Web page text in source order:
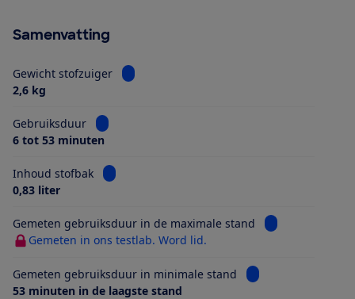
Samenvatting
Gewicht stofzuiger
Bekijk informatie voor Gewicht stofzuiger
2,6 kg
Gebruiksduur
Bekijk informatie voor Gebruiksduur
6 tot 53 minuten
Inhoud stofbak
Bekijk informatie voor Inhoud stofbak
0,83 liter
Gemeten gebruiksduur in de maximale stand
Bekijk
Gemeten in ons testlab. Word lid.
Gemeten gebruiksduur in minimale stand
Bekijk informatie
53 minuten in de laagste stand